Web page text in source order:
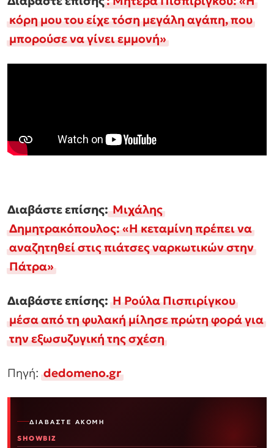
κόρη μου του είχε τόση μεγάλη αγάπη, που
μπορούσε να γίνει εμμονή»
Διαβάστε επίσης:Μιχάλης
Δημητρακόπουλος: «Η κεταμίνη πρέπει να
αναζητηθεί στις πιάτσες ναρκωτικών στην
Πάτρα»
Διαβάστε επίσης:Η Ρούλα Πισπιρίγκου
μέσα από τη φυλακή μίλησε πρώτη φορά για
την εξωσυζυγική της σχέση
Πηγή:dedomeno.gr
ΔΙΑΒΆΣΤΕ ΑΚΌΜΗ
SHOWBIZ